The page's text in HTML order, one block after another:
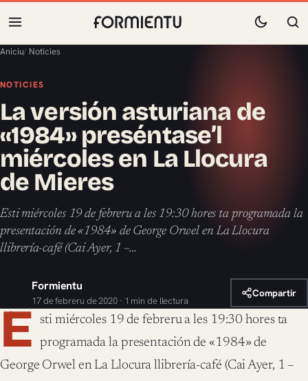
Aniciu/ Noticies
NOTICIES
La versión asturiana de
«1984» preséntase’l
miércoles en La Llocura
de Mieres
Esti miércoles 19 de febreru a les 19:30 hores ta programada la
presentación de «1984» de George Orwel en La Llocura
llibrería-café (Cai Ayer, 1 –…
Formientu
17 de febreru de 2020 · 1 min de llectura
Compartir
E sti miércoles 19 de febreru a les 19:30 hores ta
programada la presentación de «1984» de
George Orwel en La Llocura llibrería-café (Cai Ayer, 1 –